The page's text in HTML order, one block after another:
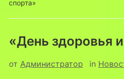
спорта»
«День здоровья
от Администратор in